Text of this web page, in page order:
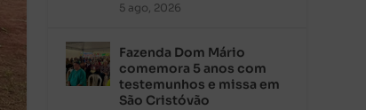
5 ago, 2026
Fazenda Dom Mário
comemora 5 anos com
testemunhos e missa em
São Cristóvão